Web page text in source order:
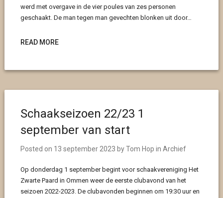
werd met overgave in de vier poules van zes personen
geschaakt. De man tegen man gevechten blonken uit door…
READ MORE
Schaakseizoen 22/23 1
september van start
Posted on 13 september 2023 byTom Hop in Archief
Op donderdag 1 september begint voor schaakvereniging Het
Zwarte Paard in Ommen weer de eerste clubavond van het
seizoen 2022-2023. De clubavonden beginnen om 19:30 uur en